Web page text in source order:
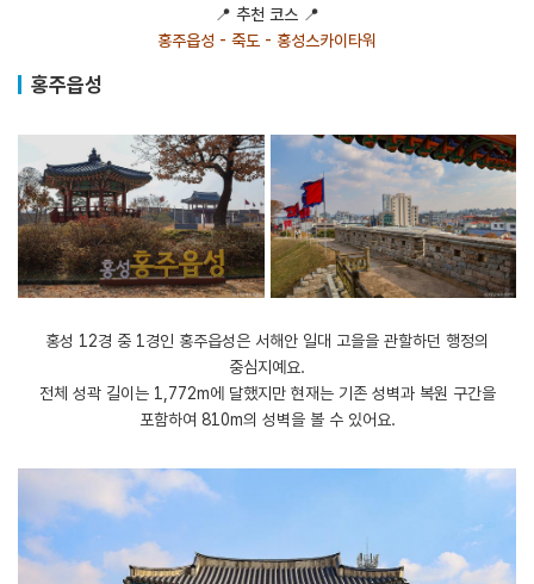
📍 추천 코스 📍
홍주읍성 - 죽도 - 홍성스카이타워
홍주읍성
홍성 12경 중 1경인 홍주읍성은 서해안 일대 고을을 관할하던 행정의
중심지예요.
전체 성곽 길이는 1,772m에 달했지만 현재는 기존 성벽과 복원 구간을
포함하여 810m의 성벽을 볼 수 있어요.